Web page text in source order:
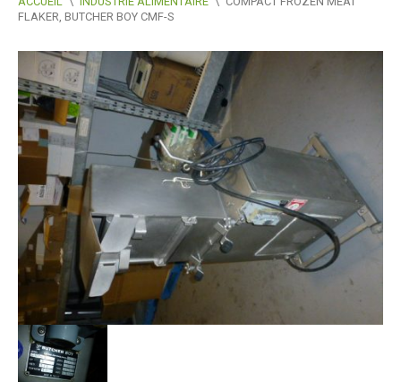
FLAKER, BUTCHER BOY CMF-S